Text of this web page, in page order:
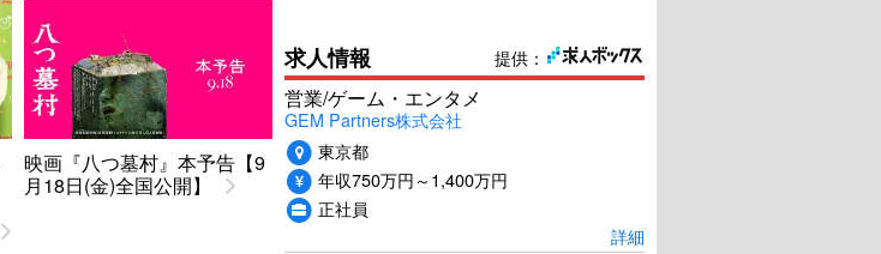
映画『八つ墓村』本予告【9
月18日(金)全国公開】
提供：
求人情報
営業/ゲーム・エンタメ
GEM Partners株式会社
東京都
年収750万円～1,400万円
正社員
詳細